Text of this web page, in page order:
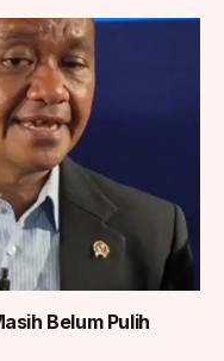
Belum Pulih